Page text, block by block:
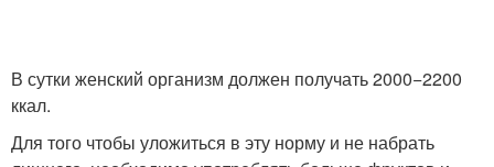
В сутки женский организм должен получать 2000−2200
ккал.
Для того чтобы уложиться в эту норму и не набрать